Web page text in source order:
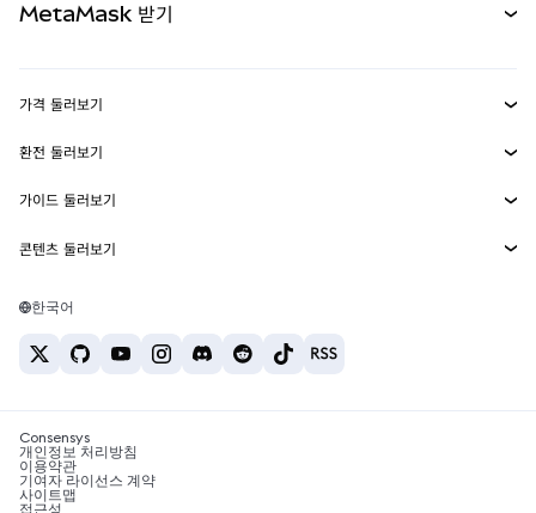
실물자산
MetaMask Connect
Snaps
웹3 서비스
MetaMask 받기
보안
고객 지원
채용
가격 둘러보기
이더리움 가격
솔라나 가격
테더 가격
환전 둘러보기
ETH를 USD로 환전
USDT를 INR로 환전
BTC를 INR로 환전
ETH를 USDT로 환전
가이드 둘러보기
ETH 매수
USDT 매수
SHIB 매수
BNB 매수
콘텐츠 둘러보기
솔라나 지갑
암호화폐 세금 뉴스
암호화폐 매수 방법
한국어
Consensys
개인정보 처리방침
이용약관
기여자 라이선스 계약
사이트맵
접근성